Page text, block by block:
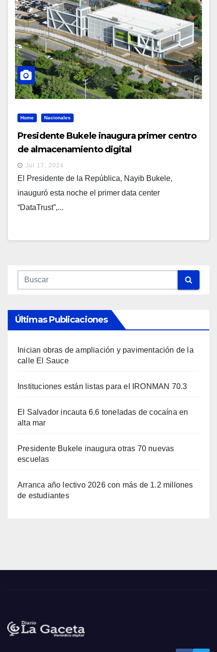
Home Nacionales
Presidente Bukele inaugura primer centro
de almacenamiento digital
Jul 17, 2024
El Presidente de la República, Nayib Bukele,
inauguró esta noche el primer data center
“DataTrust”,...
Últimas Publicaciones
Inician obras de ampliación y pavimentación de la
calle El Sauce
Instituciones están listas para el IRONMAN 70.3
El Salvador incauta 6.6 toneladas de cocaína en
alta mar
Presidente Bukele inaugura otras 70 nuevas
escuelas
Arranca año lectivo 2026 con más de 1.2 millones
de estudiantes